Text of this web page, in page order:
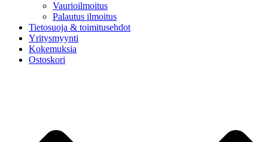
Vaurioilmoitus
Palautus ilmoitus
Tietosuoja & toimitusehdot
Yritysmyynti
Kokemuksia
Ostoskori